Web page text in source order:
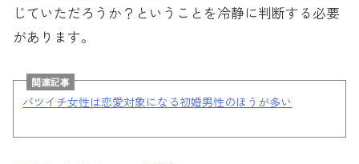
じていただろうか？ということを冷静に判断する必要
があります。
関連記事
バツイチ女性は恋愛対象になる初婚男性のほうが多い